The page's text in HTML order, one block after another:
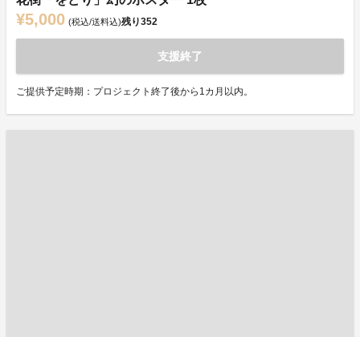
¥5,000 (税込/送料込)残り352
支援終了
ご提供予定時期：プロジェクト終了後から1カ月以内。